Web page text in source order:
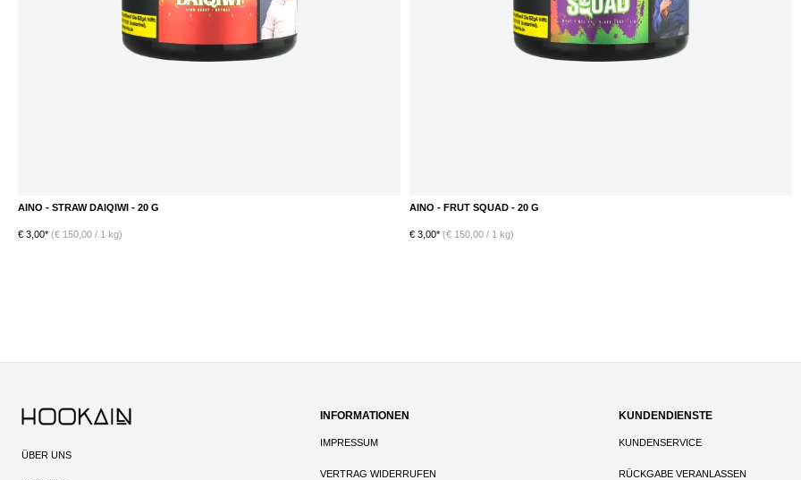
AINO - STRAW DAIQIWI - 20 G
€ 3,00* (€ 150,00 / 1 kg)
AINO - FRUT SQUAD - 20 G
€ 3,00* (€ 150,00 / 1 kg)
ÜBER UNS
INFORMATIONEN
IMPRESSUM
VERTRAG WIDERRUFEN
KUNDENDIENSTE
KUNDENSERVICE
RÜCKGABE VERANLASSEN